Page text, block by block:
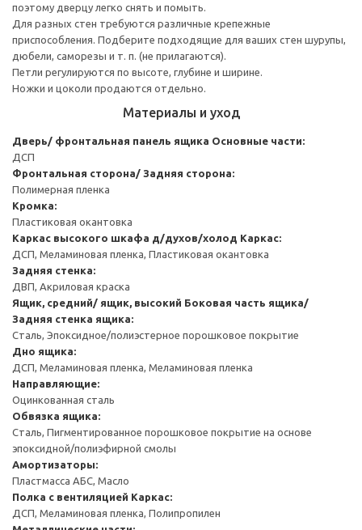
поэтому дверцу легко снять и помыть.
Для разных стен требуются различные крепежные
приспособления. Подберите подходящие для ваших стен шурупы,
дюбели, саморезы и т. п. (не прилагаются).
Петли регулируются по высоте, глубине и ширине.
Ножки и цоколи продаются отдельно.
Материалы и уход
Дверь/ фронтальная панель ящика Основные части:
ДСП
Фронтальная сторона/ Задняя сторона:
Полимерная пленка
Кромка:
Пластиковая окантовка
Каркас высокого шкафа д/духов/холод Каркас:
ДСП, Меламиновая пленка, Пластиковая окантовка
Задняя стенка:
ДВП, Акриловая краска
Ящик, средний/ ящик, высокий Боковая часть ящика/
Задняя стенка ящика:
Сталь, Эпоксидное/полиэстерное порошковое покрытие
Дно ящика:
ДСП, Меламиновая пленка, Меламиновая пленка
Направляющие:
Оцинкованная сталь
Обвязка ящика:
Сталь, Пигментированное порошковое покрытие на основе
эпоксидной/полиэфирной смолы
Амортизаторы:
Пластмасса АБС, Масло
Полка с вентиляцией Каркас:
ДСП, Меламиновая пленка, Полипропилен